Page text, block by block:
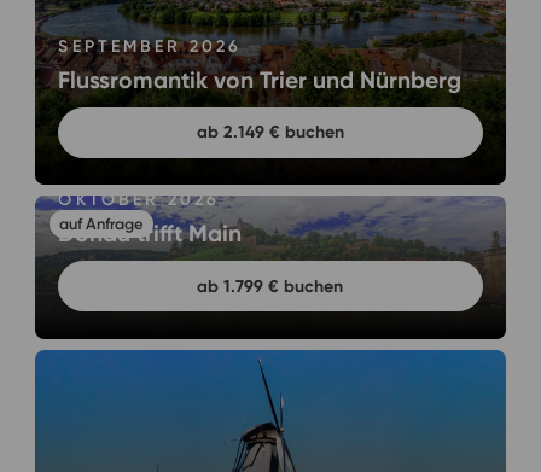
SEPTEMBER 2026
Flussromantik von Trier und Nürnberg
ab 2.149 € buchen
OKTOBER 2026
Donau trifft Main
ab 1.799 € buchen